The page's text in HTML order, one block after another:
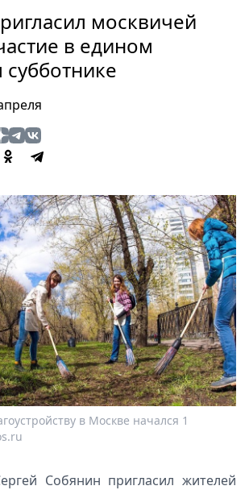
москвичей
в едином
в Москве начался 1
Собянин пригласил жителей